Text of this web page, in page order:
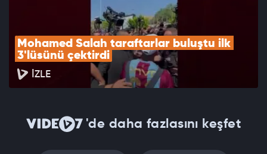
Mohamed Salah taraftarlar buluştu ilk
3'lüsünü çektirdi
İZLE
'de daha fazlasını keşfet